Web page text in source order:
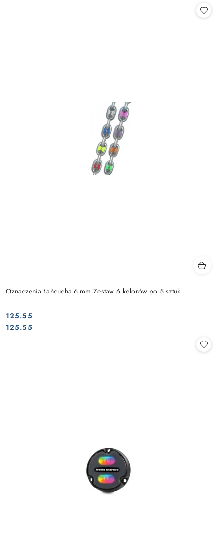
Oznaczenia Łańcucha 6 mm Zestaw 6 kolorów po 5 sztuk
Cena:
125.55
Cena:
125.55